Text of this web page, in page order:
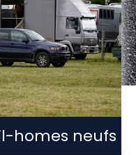
homes neufs